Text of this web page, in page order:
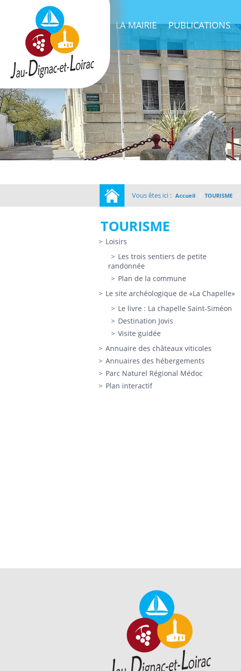
ACTUALITÉS LA MAIRIE PUBLICATIONS
Vous êtes ici : Accueil TOURISME
TOURISME
Loisirs
Les trois sentiers de petite
randonnée
Plan de la commune
Le site archéologique de «La Chapelle»
Le livre : La chapelle Saint-Siméon
Destination Jovis
Visite guidée
Annuaire des châteaux viticoles
Annuaires des hébergements
Parc Naturel Régional Médoc
Plan interactif